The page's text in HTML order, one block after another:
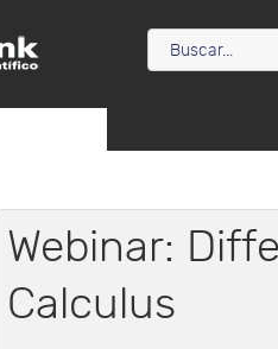
Webinar:
Calculus